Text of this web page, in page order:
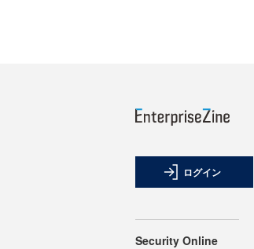
ログイン
Security Online